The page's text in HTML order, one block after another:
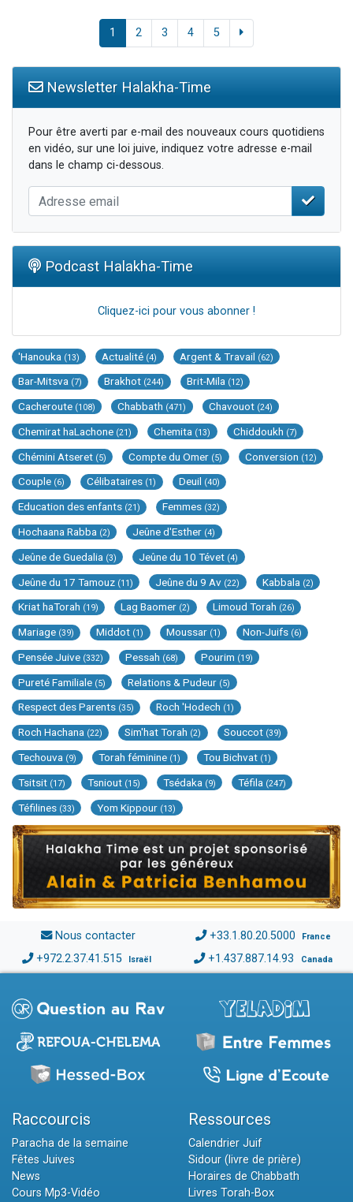
1 2 3 4 5
Newsletter Halakha-Time
Pour être averti par e-mail des nouveaux cours quotidiens
en vidéo, sur une loi juive, indiquez votre adresse e-mail
dans le champ ci-dessous.
Podcast Halakha-Time
Cliquez-ici pour vous abonner !
'Hanouka (13) Actualité (4) Argent & Travail (62)
Bar-Mitsva (7) Brakhot (244) Brit-Mila (12)
Cacheroute (108) Chabbath (471) Chavouot (24)
Chemirat haLachone (21) Chemita (13) Chiddoukh (7)
Chémini Atseret (5) Compte du Omer (5) Conversion (12)
Couple (6) Célibataires (1) Deuil (40)
Education des enfants (21) Femmes (32)
Hochaana Rabba (2) Jeûne d'Esther (4)
Jeûne de Guedalia (3) Jeûne du 10 Tévet (4)
Jeûne du 17 Tamouz (11) Jeûne du 9 Av (22) Kabbala (2)
Kriat haTorah (19) Lag Baomer (2) Limoud Torah (26)
Mariage (39) Middot (1) Moussar (1) Non-Juifs (6)
Pensée Juive (332) Pessah (68) Pourim (19)
Pureté Familiale (5) Relations & Pudeur (5)
Respect des Parents (35) Roch 'Hodech (1)
Roch Hachana (22) Sim'hat Torah (2) Souccot (39)
Techouva (9) Torah féminine (1) Tou Bichvat (1)
Tsitsit (17) Tsniout (15) Tsédaka (9) Téfila (247)
Téfilines (33) Yom Kippour (13)
Nous contacter +33.1.80.20.5000 France
+972.2.37.41.515 Israël +1.437.887.14.93 Canada
Raccourcis
Paracha de la semaine
Fêtes Juives
News
Cours Mp3-Vidéo
Ressources
Calendrier Juif
Sidour (livre de prière)
Horaires de Chabbath
Livres Torah-Box